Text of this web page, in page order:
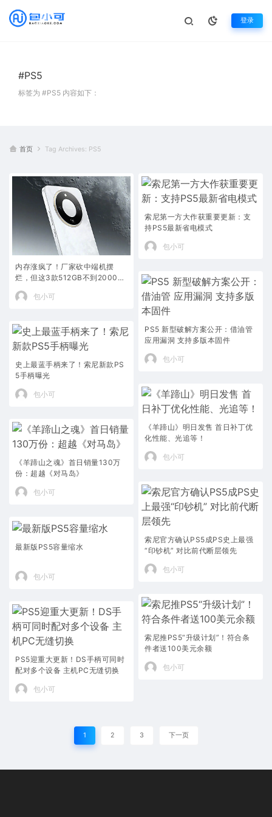
登录
#PS5
标签为 #PS5 内容如下：
首页 Tag Archives: PS5
内存涨疯了！厂家砍中端机摆
烂，但这3款512GB不到2000
元，闭眼用5年不亏
包小可
索尼第一方大作获重要更新：支
持PS5最新省电模式
包小可
史上最蓝手柄来了！索尼新款PS
5手柄曝光
包小可
PS5 新型破解方案公开：借油管
应用漏洞 支持多版本固件
包小可
《羊蹄山之魂》首日销量130万
份：超越《对马岛》
包小可
《羊蹄山》明日发售 首日补丁优
化性能、光追等！
包小可
最新版PS5容量缩水
包小可
索尼官方确认PS5成PS史上最强
“印钞机” 对比前代断层领先
包小可
PS5迎重大更新！DS手柄可同时
配对多个设备 主机PC无缝切换
包小可
索尼推PS5“升级计划”！符合条
件者送100美元余额
包小可
1 2 3 下一页